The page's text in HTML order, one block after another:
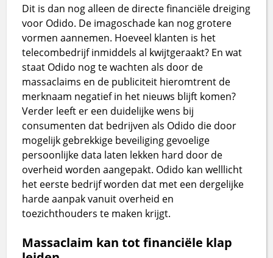
Dit is dan nog alleen de directe financiële dreiging
voor Odido. De imagoschade kan nog grotere
vormen aannemen. Hoeveel klanten is het
telecombedrijf inmiddels al kwijtgeraakt? En wat
staat Odido nog te wachten als door de
massaclaims en de publiciteit hieromtrent de
merknaam negatief in het nieuws blijft komen?
Verder leeft er een duidelijke wens bij
consumenten dat bedrijven als Odido die door
mogelijk gebrekkige beveiliging gevoelige
persoonlijke data laten lekken hard door de
overheid worden aangepakt. Odido kan welllicht
het eerste bedrijf worden dat met een dergelijke
harde aanpak vanuit overheid en
toezichthouders te maken krijgt.
Massaclaim kan tot financiële klap